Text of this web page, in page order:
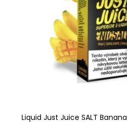
Liquid Just Juice SALT